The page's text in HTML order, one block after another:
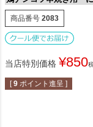
商品番号 2083
当店特別価格 ¥850
[ 9 ポイント進呈 ]